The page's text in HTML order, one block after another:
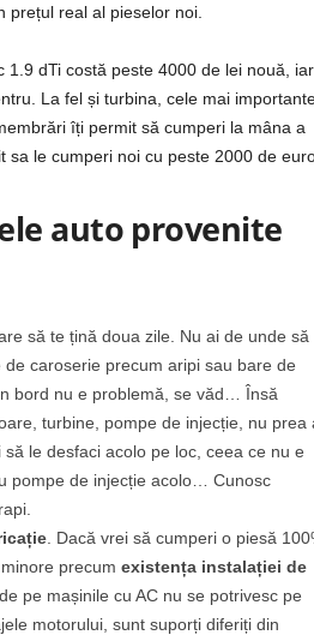
prețul real al pieselor noi.
dTi costă peste 4000 de lei nouă, iar
La fel și turbina, cele mai
îți permit să cumperi la mâna a
le cumperi noi cu peste 2000 de
auto provenite
să te țină doua zile. Nu ai de unde să
caroserie precum aripi sau bare de
bord nu e problemă, se văd… Însă
turbine, pompe de injecție, nu prea
le desfaci acolo pe loc, ceea ce nu e
pompe de injecție acolo… Cunosc
. Dacă vrei să cumperi o piesă
precum existența instalației de
pe mașinile cu AC nu se potrivesc pe
motorului, sunt suporți diferiți din